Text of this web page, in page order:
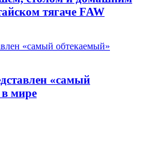
тягаче FAW
«самый
мире